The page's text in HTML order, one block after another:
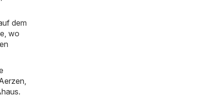
dem
wo
.